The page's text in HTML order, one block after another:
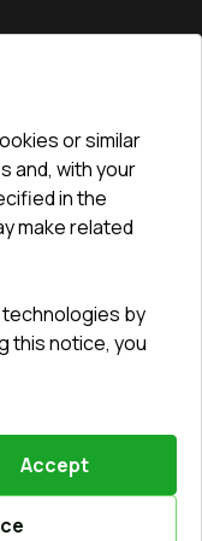
byVitrager.com.
or similar
and, with your
in the
make related
by
this notice, you
Accept